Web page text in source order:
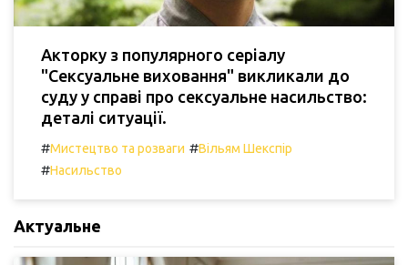
Акторку з популярного серіалу
"Сексуальне виховання" викликали до
суду у справі про сексуальне насильство:
деталі ситуації.
#Мистецтво та розваги #Вільям Шекспір
#Насильство
Актуальне